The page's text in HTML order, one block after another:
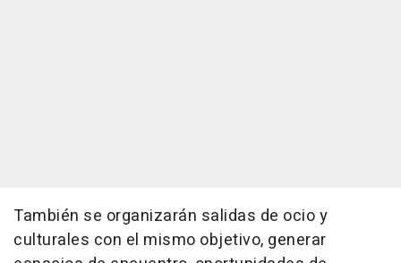
También se organizarán salidas de ocio y
culturales con el mismo objetivo, generar